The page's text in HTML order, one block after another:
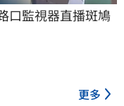
口監視器直播斑鳩
更多